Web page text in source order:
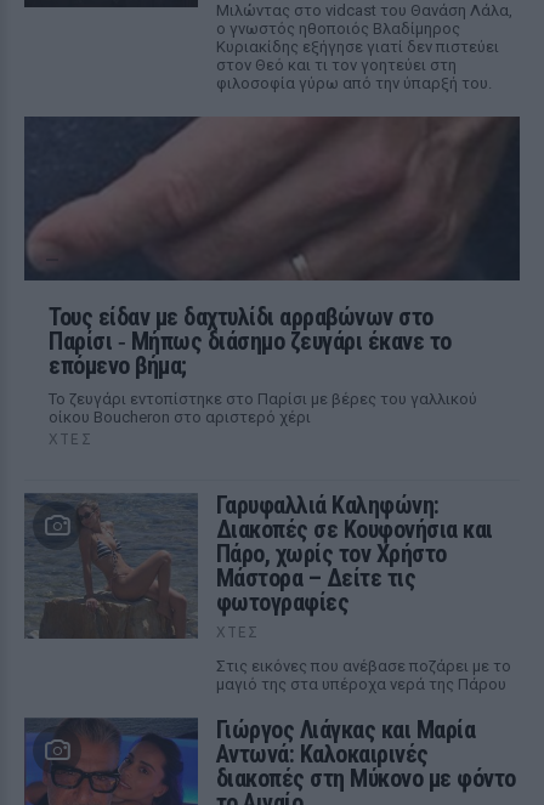
Μιλώντας στο vidcast του Θανάση Λάλα,
ο γνωστός ηθοποιός Βλαδίμηρος
Κυριακίδης εξήγησε γιατί δεν πιστεύει
στον Θεό και τι τον γοητεύει στη
φιλοσοφία γύρω από την ύπαρξή του.
Τους είδαν με δαχτυλίδι αρραβώνων στο
Παρίσι ‑ Μήπως διάσημο ζευγάρι έκανε το
επόμενο βήμα;
Το ζευγάρι εντοπίστηκε στο Παρίσι με βέρες του γαλλικού
οίκου Boucheron στο αριστερό χέρι
ΧΤΕΣ
Γαρυφαλλιά Καληφώνη:
Διακοπές σε Κουφονήσια και
Πάρο, χωρίς τον Χρήστο
Μάστορα – Δείτε τις
φωτογραφίες
ΧΤΕΣ
Στις εικόνες που ανέβασε ποζάρει με το
μαγιό της στα υπέροχα νερά της Πάρου
Γιώργος Λιάγκας και Μαρία
Αντωνά: Καλοκαιρινές
διακοπές στη Μύκονο με φόντο